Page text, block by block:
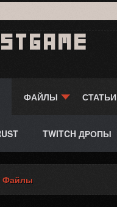
поиска
ФАЙЛЫ СТАТЬИ
TWITCH ДРОПЫ
Файлы